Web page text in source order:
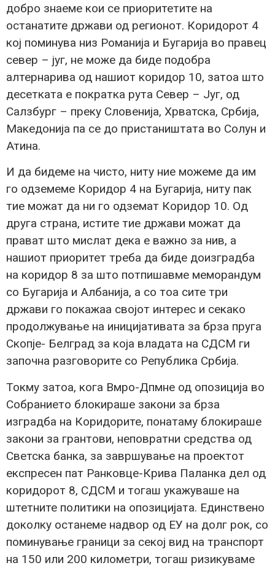
добро знаеме кои се приоритетите на
останатите држави од регионот. Коридорот 4
кој поминува низ Романија и Бугарија во правец
север – југ, не може да биде подобра
алтернарива од нашиот коридор 10, затоа што
десетката е пократка рута Север – Југ, од
Салзбург – преку Словенија, Хрватска, Србија,
Македонија па се до пристаништата во Солун и
Атина.
И да бидеме на чисто, ниту ние можеме да им
го одземеме Коридор 4 на Бугарија, ниту пак
тие можат да ни го одземат Коридор 10. Од
друга страна, истите тие држави можат да
прават што мислат дека е важно за нив, а
нашиот приоритет треба да биде доизградба
на коридор 8 за што потпишавме меморандум
со Бугарија и Албанија, а со тоа сите три
држави го покажаа својот интерес и секако
продолжување на иницијативата за брза пруга
Скопје- Белград за која владата на СДСМ ги
започна разговорите со Република Србија.
Токму затоа, кога Вмро-Дпмне од опозиција во
Собранието блокираше закони за брза
изградба на Коридорите, понатаму блокираше
закони за грантови, неповратни средства од
Светска банка, за завршување на проектот
експресен пат Ранковце-Крива Паланка дел од
коридорот 8, СДСМ и тогаш укажуваше на
штетните политики на опозицијата. Единствено
доколку останеме надвор од ЕУ на долг рок, со
поминување граници за секој вид на транспорт
на 150 или 200 километри, тогаш ризикуваме